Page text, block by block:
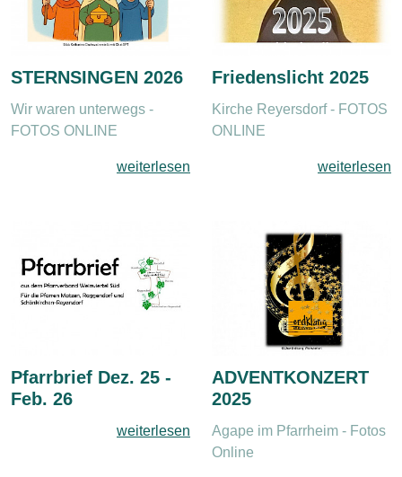
STERNSINGEN 2026
Wir waren unterwegs -
FOTOS ONLINE
weiterlesen
Friedenslicht 2025
Kirche Reyersdorf - FOTOS
ONLINE
weiterlesen
Pfarrbrief Dez. 25 -
Feb. 26
weiterlesen
ADVENTKONZERT
2025
Agape im Pfarrheim - Fotos
Online